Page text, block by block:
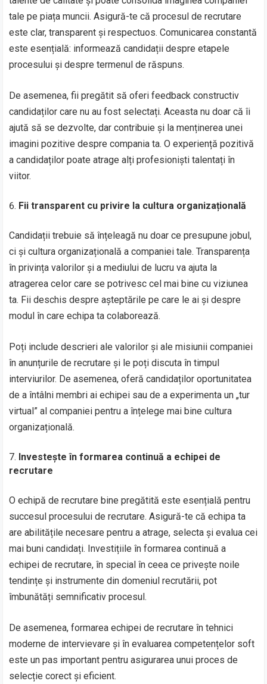
tale pe piața muncii. Asigură-te că procesul de recrutare
este clar, transparent și respectuos. Comunicarea constantă
este esențială: informează candidații despre etapele
procesului și despre termenul de răspuns.
De asemenea, fii pregătit să oferi feedback constructiv
candidaților care nu au fost selectați. Aceasta nu doar că îi
ajută să se dezvolte, dar contribuie și la menținerea unei
imagini pozitive despre compania ta. O experiență pozitivă
a candidaților poate atrage alți profesioniști talentați în
viitor.
Fii transparent cu privire la cultura organizațională
Candidații trebuie să înțeleagă nu doar ce presupune jobul,
ci și cultura organizațională a companiei tale. Transparența
în privința valorilor și a mediului de lucru va ajuta la
atragerea celor care se potrivesc cel mai bine cu viziunea
ta. Fii deschis despre așteptările pe care le ai și despre
modul în care echipa ta colaborează.
Poți include descrieri ale valorilor și ale misiunii companiei
în anunțurile de recrutare și le poți discuta în timpul
interviurilor. De asemenea, oferă candidaților oportunitatea
de a întâlni membri ai echipei sau de a experimenta un „tur
virtual” al companiei pentru a înțelege mai bine cultura
organizațională.
Investește în formarea continuă a echipei de
recrutare
O echipă de recrutare bine pregătită este esențială pentru
succesul procesului de recrutare. Asigură-te că echipa ta
are abilitățile necesare pentru a atrage, selecta și evalua cei
mai buni candidați. Investițiile în formarea continuă a
echipei de recrutare, în special în ceea ce privește noile
tendințe și instrumente din domeniul recrutării, pot
îmbunătăți semnificativ procesul.
De asemenea, formarea echipei de recrutare în tehnici
moderne de intervievare și în evaluarea competențelor soft
este un pas important pentru asigurarea unui proces de
selecție corect și eficient.